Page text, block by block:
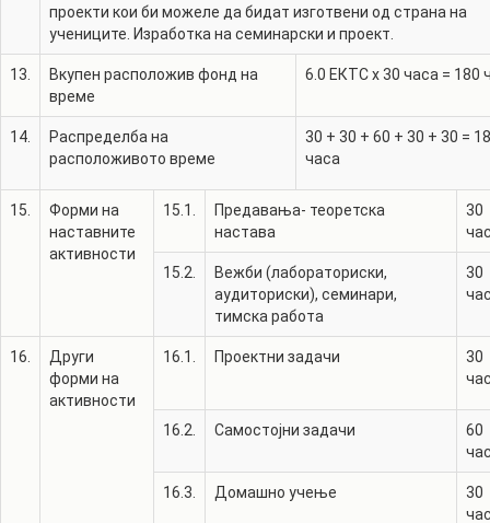
проекти кои би можеле да бидат изготвени од страна на
учениците. Изработка на семинарски и проект.
13.
Вкупен расположив фонд на
време
6.0 ЕКТС x 30 часа = 180
14.
Распределба на
расположивото време
30 + 30 + 60 + 30 + 30 =
часа
15.
Форми на
наставните
активности
15.1.
Предавања- теоретска
настава
30
15.2.
Вежби (лабораториски,
аудиториски), семинари,
тимска работа
30
16.
Други
форми на
активности
16.1. Проектни задачи
30
16.2. Самостојни задачи
60
16.3. Домашно учење
30